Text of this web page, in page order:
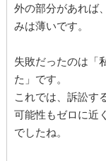
外の部分があれば
みは薄いです。
失敗だったのは「
た」です。
これでは、訴訟す
可能性もゼロに近
でしたね。